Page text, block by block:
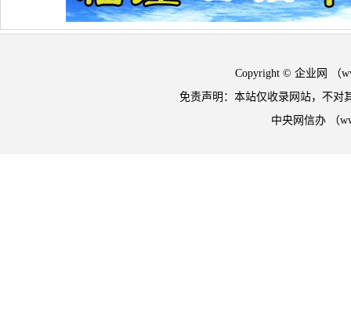
Copyright © 企业网 （
免责声明：本站仅收录网站，不对
中央网信办 （